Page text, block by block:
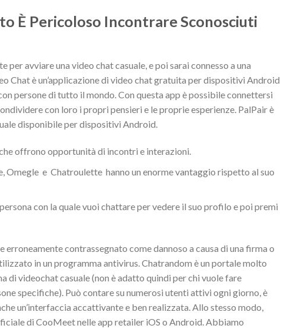
È Pericoloso Incontrare Sconosciuti
avviare una video chat casuale, e poi sarai connesso a una
Chat è un’applicazione di video chat gratuita per dispositivi Android
persone di tutto il mondo. Con questa app è possibile connettersi
con loro i propri pensieri e le proprie esperienze. PalPair è
disponibile per dispositivi Android.
offrono opportunità di incontri e interazioni.
Omegle e Chatroulette hanno un enorme vantaggio rispetto al suo
con la quale vuoi chattare per vedere il suo profilo e poi premi
erroneamente contrassegnato come dannoso a causa di una firma o
in un programma antivirus. Chatrandom è un portale molto
di videochat casuale (non è adatto quindi per chi vuole fare
specifiche). Può contare su numerosi utenti attivi ogni giorno, è
un’interfaccia accattivante e ben realizzata. Allo stesso modo,
di CooMeet nelle app retailer iOS o Android. Abbiamo